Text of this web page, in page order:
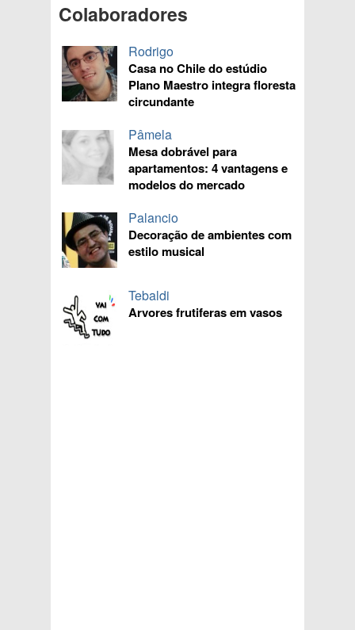
Colaboradores
Rodrigo
Casa no Chile do estúdio
Plano Maestro integra floresta
circundante
Pâmela
Mesa dobrável para
apartamentos: 4 vantagens e
modelos do mercado
Palancio
Decoração de ambientes com
estilo musical
Tebaldi
Arvores frutiferas em vasos